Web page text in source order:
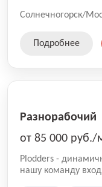
гибридно-
Солнечногорск/
Подробнее
Разнорабочий
от 85 000 руб./
Plodders -
нашу команду